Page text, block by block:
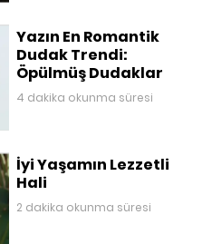
Yazın En Romantik
Dudak Trendi:
Öpülmüş Dudaklar
4 dakika okunma süresi
İyi Yaşamın Lezzetli
Hali
2 dakika okunma süresi